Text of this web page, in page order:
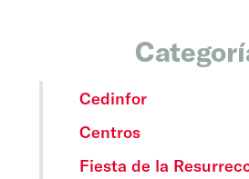
Cedinfor
Centros
Fiesta de la